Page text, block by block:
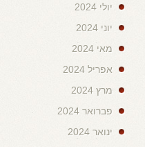
יולי 2024
יוני 2024
מאי 2024
אפריל 2024
מרץ 2024
פברואר 2024
ינואר 2024